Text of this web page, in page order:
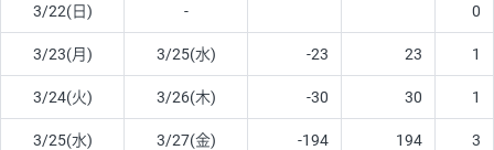
3/22(日) - 0
3/23(月) 3/25(水) -23 23 1
3/24(火) 3/26(木) -30 30 1
3/25(水) 3/27(金) -194 194 3